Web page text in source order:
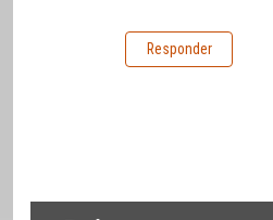
Responder